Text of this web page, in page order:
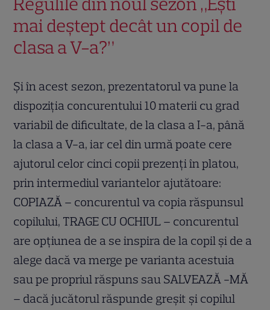
mai deștept decât un copil de
clasa a V-a?”
Și în acest sezon, prezentatorul va pune la
dispoziţia concurentului 10 materii cu grad
variabil de dificultate, de la clasa a I-a, până
la clasa a V-a, iar cel din urmă poate cere
ajutorul celor cinci copii prezenţi în platou,
prin intermediul variantelor ajutătoare:
COPIAZĂ – concurentul va copia răspunsul
copilului, TRAGE CU OCHIUL – concurentul
are opțiunea de a se inspira de la copil și de a
alege dacă va merge pe varianta acestuia
sau pe propriul răspuns sau SALVEAZĂ -MĂ
– dacă jucătorul răspunde greșit și copilul